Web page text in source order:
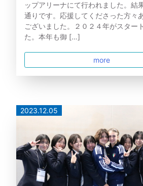
ップアリーナにて行われました。結
通りです。応援してくださった方々
ございました。２０２４年がスター
た。本年も御 […]
more
2023.12.05